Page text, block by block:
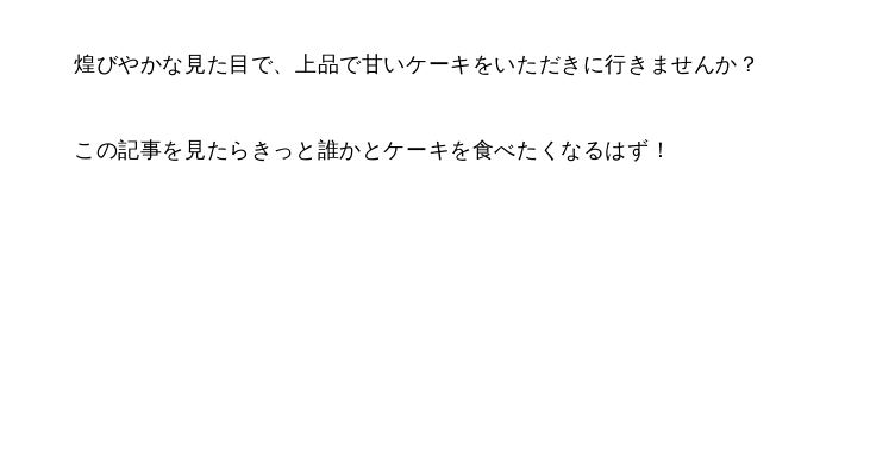
煌びやかな見た目で、上品で甘いケーキをいただきに行きませんか？
この記事を見たらきっと誰かとケーキを食べたくなるはず！